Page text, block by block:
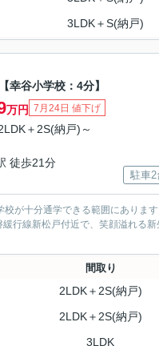
3LDK＋S(納戸)
幸谷小学校：4分】
万円 7月24日 値下げ
＋2S(納戸)～
徒歩21分
駐車2
が十分通学できる範囲にありま
行線新松戸付近で、笑顔溢れる
間取り
2LDK＋2S(納戸)
2LDK＋2S(納戸)
3LDK